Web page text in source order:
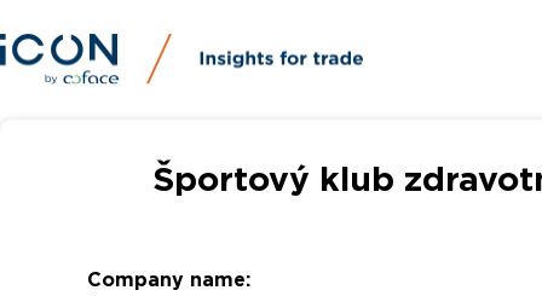
Športový klub
Company name: